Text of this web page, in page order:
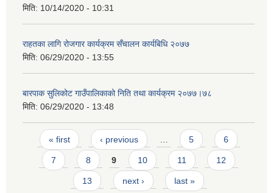
मिति: 10/14/2020 - 10:31
राहतका लागि रोजगार कार्यक्रम सँचालन कार्यबिधि २०७७
मिति: 06/29/2020 - 13:55
बारपाक सुलिकोट गाउँपालिकाको निति तथा कार्यक्रम २०७७।७८
मिति: 06/29/2020 - 13:48
Pages
« first ‹ previous 5 6
7 8 9 10 11 12
13 next › last »